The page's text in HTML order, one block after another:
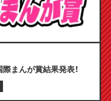
まんが賞結果発表！